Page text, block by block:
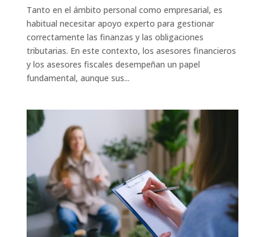
Tanto en el ámbito personal como empresarial, es
habitual necesitar apoyo experto para gestionar
correctamente las finanzas y las obligaciones
tributarias. En este contexto, los asesores financieros
y los asesores fiscales desempeñan un papel
fundamental, aunque sus...